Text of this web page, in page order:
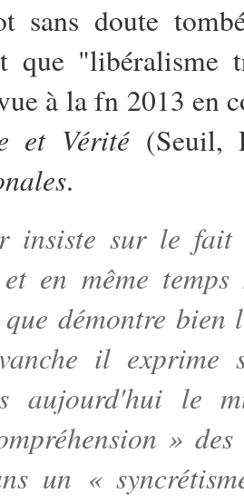
sans doute
que "libéralisme
à la fn 2013 en
et Vérité (Seuil,
.
insiste sur le fait
en même
démontre bien
il
aujourd'hui le
»
un «